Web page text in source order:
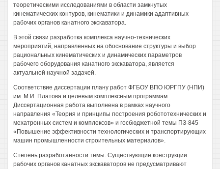
теоретическими исследованиями в области замкнутых
кинематических контуров, кинематики и динамики адаптивных
рабочих органов канатного экскаватора.
В этой связи разработка комплекса научно-технических
мероприятий, направленных на обоснование структуры и выбор
рациональных кинематических и динамических параметров
рабочего оборудования канатного экскаватора, является
актуальной научной задачей.
Соответствие диссертации плану работ ФГБОУ ВПО ЮРГПУ (НПИ)
им. М.И. Платова и целевым комплексным программам.
Диссертационная работа выполнена в рамках научного
направления «Теория и принципы построения робототехнических и
мехатронных систем и комплексов» и госбюджетной темы ПЗ-845
«Повышение эффективности технологических и транспортирующих
машин промышленности строительных материалов».
Степень разработанности темы. Существующие конструкции
рабочих органов канатных экскаваторов не предусматривают